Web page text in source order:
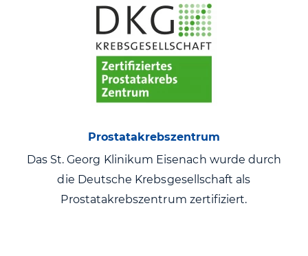
Prostatakrebszentrum
Das St. Georg Klinikum Eisenach wurde durch
die Deutsche Krebsgesellschaft als
Prostatakrebszentrum zertifiziert.